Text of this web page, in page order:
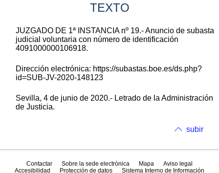
TEXTO
JUZGADO DE 1ª INSTANCIA nº 19.- Anuncio de subasta
judicial voluntaria con número de identificación
4091000000106918.
Dirección electrónica: https://subastas.boe.es/ds.php?
id=SUB-JV-2020-148123
Sevilla, 4 de junio de 2020.- Letrado de la Administración
de Justicia.
subir
Contactar Sobre la sede electrónica Mapa
Aviso legal
Accesibilidad
Protección de datos Sistema Interno de Información